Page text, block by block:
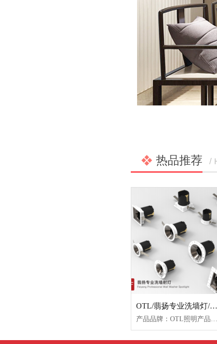
热品推荐 /
OTL/翡扬专业洗墙灯/OTL-WF-S9-7W-C
产品品牌：OTL照明产品名称：翡扬专业洗墙灯产品型号：OTL-WF-S9-7W-C色温：3000K/3500K/4000K颜色：钛空灰+米白